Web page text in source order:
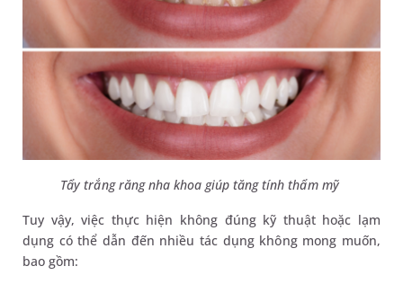
Tẩy trắng răng nha khoa giúp tăng tính thẩm mỹ
Tuy vậy, việc thực hiện không đúng kỹ thuật hoặc lạm
dụng có thể dẫn đến nhiều tác dụng không mong muốn,
bao gồm: